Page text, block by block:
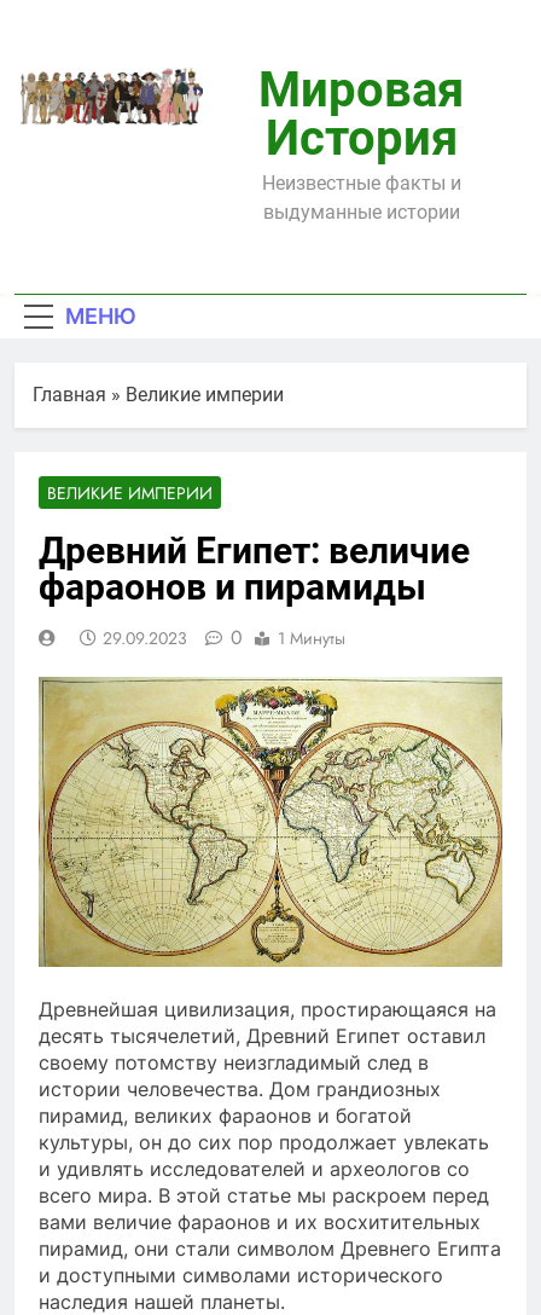
содержимому
Мировая
История
Неизвестные факты и
выдуманные истории
МЕНЮ
Главная » Великие империи
ВЕЛИКИЕ ИМПЕРИИ
Древний Египет: величие
фараонов и пирамиды
29.09.2023 0 1 Минуты
Древнейшая цивилизация, простирающаяся на
десять тысячелетий, Древний Египет оставил
своему потомству неизгладимый след в
истории человечества. Дом грандиозных
пирамид, великих фараонов и богатой
культуры, он до сих пор продолжает увлекать
и удивлять исследователей и археологов со
всего мира. В этой статье мы раскроем перед
вами величие фараонов и их восхитительных
пирамид, они стали символом Древнего Египта
и доступными символами исторического
наследия нашей планеты.